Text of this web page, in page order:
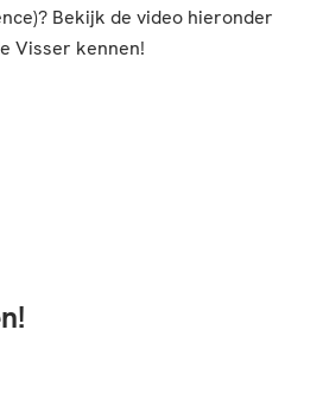
Bekijk de video hieronder
Visser kennen!